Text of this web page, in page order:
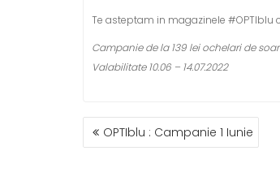
Te asteptam in magazinele #OPTIblu
Campanie de la 139 lei ochelari de
Valabilitate 10.06 – 14.07.2022
POST
NAVIGATION
OPTIblu : Campanie 1 Iunie